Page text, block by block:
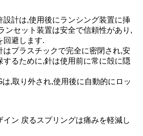
設計は,使用後にランシング装置に挿
ンセット装置は安全で信頼性があり,
回避します.
はプラスチックで完全に密閉され,安
するために,針は使用前に常に殻に隠
,取り外され,使用後に自動的にロッ
イン 戻るスプリングは痛みを軽減し